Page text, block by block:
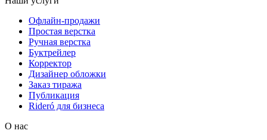
Офлайн-продажи
Простая верстка
Ручная верстка
Буктрейлер
Корректор
Дизайнер обложки
Заказ тиража
Публикация
Rideró для бизнеса
О нас